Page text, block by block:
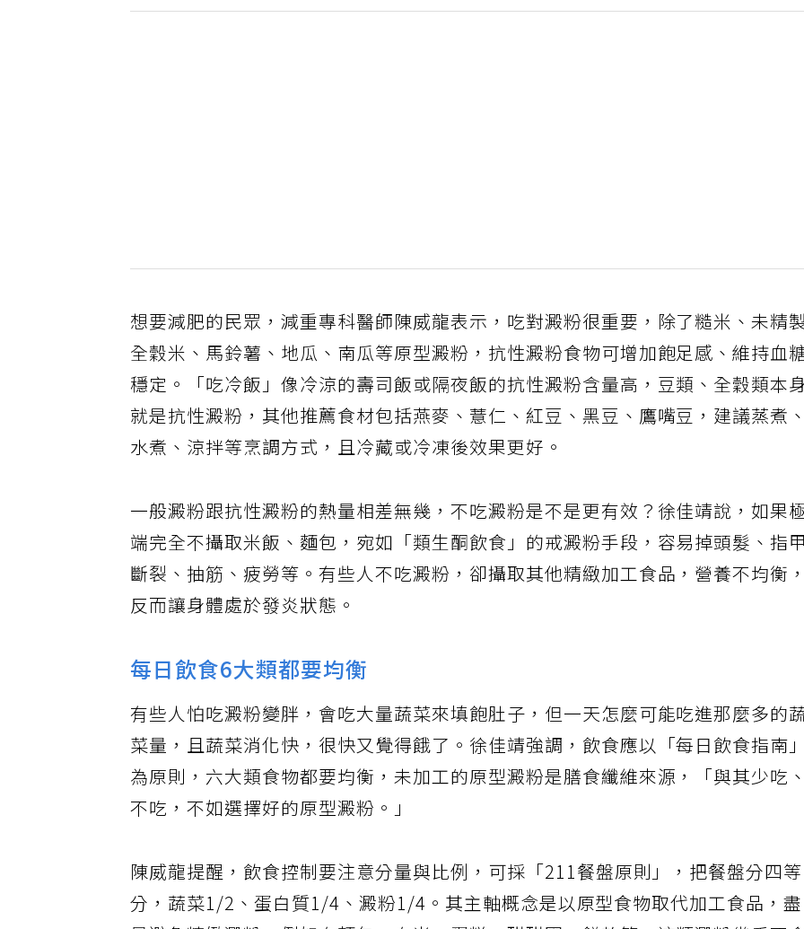
想要減肥的民眾，減重專科醫師陳威龍表示，吃對澱粉很重要，除了糙米、未精
全穀米、馬鈴薯、地瓜、南瓜等原型澱粉，抗性澱粉食物可增加飽足感、維持血
穩定。「吃冷飯」像冷涼的壽司飯或隔夜飯的抗性澱粉含量高，豆類、全穀類本身
就是抗性澱粉，其他推薦食材包括燕麥、薏仁、紅豆、黑豆、鷹嘴豆，建議蒸煮、
水煮、涼拌等烹調方式，且冷藏或冷凍後效果更好。
一般澱粉跟抗性澱粉的熱量相差無幾，不吃澱粉是不是更有效？徐佳靖說，如果
端完全不攝取米飯、麵包，宛如「類生酮飲食」的戒澱粉手段，容易掉頭髮、指甲
斷裂、抽筋、疲勞等。有些人不吃澱粉，卻攝取其他精緻加工食品，營養不均衡，
反而讓身體處於發炎狀態。
每日飲食6大類都要均衡
有些人怕吃澱粉變胖，會吃大量蔬菜來填飽肚子，但一天怎麼可能吃進那麼多的
菜量，且蔬菜消化快，很快又覺得餓了。徐佳靖強調，飲食應以「每日飲食指南」
為原則，六大類食物都要均衡，未加工的原型澱粉是膳食纖維來源，「與其少吃、
不吃，不如選擇好的原型澱粉。」
陳威龍提醒，飲食控制要注意分量與比例，可採「211餐盤原則」，把餐盤分四等
分，蔬菜1/2、蛋白質1/4、澱粉1/4。其主軸概念是以原型食物取代加工食品，盡